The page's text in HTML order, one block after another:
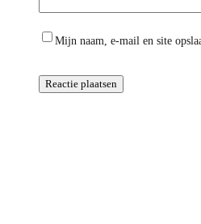
Mijn naam, e-mail en site